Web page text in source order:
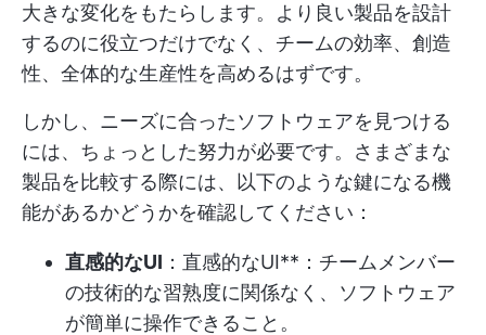
大きな変化をもたらします。より良い製品を設計
するのに役立つだけでなく、チームの効率、創造
性、全体的な生産性を高めるはずです。
しかし、ニーズに合ったソフトウェアを見つける
には、ちょっとした努力が必要です。さまざまな
製品を比較する際には、以下のような鍵になる機
能があるかどうかを確認してください：
直感的なUI ：直感的なUI**：チームメンバー
の技術的な習熟度に関係なく、ソフトウェア
が簡単に操作できること。